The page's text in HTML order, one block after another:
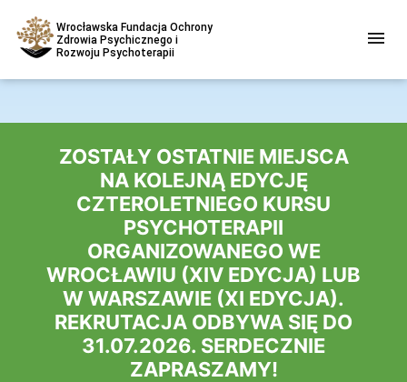
Wrocławska Fundacja Ochrony
Zdrowia Psychicznego i
Rozwoju Psychoterapii
ZOSTAŁY OSTATNIE MIEJSCA
NA KOLEJNĄ EDYCJĘ
CZTEROLETNIEGO KURSU
PSYCHOTERAPII
ORGANIZOWANEGO WE
WROCŁAWIU (XIV EDYCJA) LUB
W WARSZAWIE (XI EDYCJA).
REKRUTACJA ODBYWA SIĘ DO
31.07.2026. SERDECZNIE
ZAPRASZAMY!